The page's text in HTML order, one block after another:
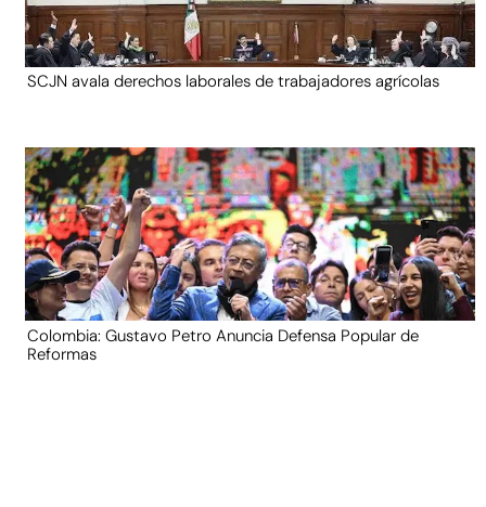
SCJN avala derechos laborales de trabajadores agrícolas
Colombia: Gustavo Petro Anuncia Defensa Popular de
Reformas